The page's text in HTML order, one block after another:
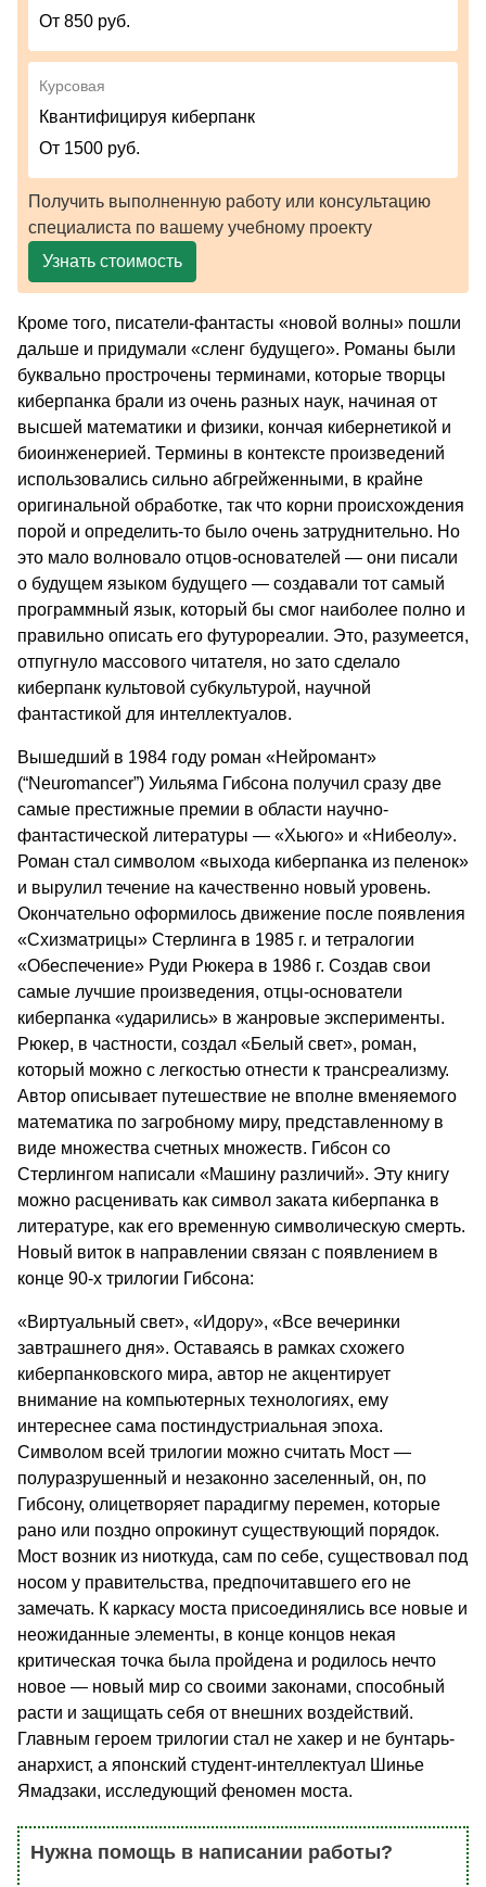
От 850 руб.
Курсовая
Квантифицируя киберпанк
От 1500 руб.
Получить выполненную работу или консультацию
специалиста по вашему учебному проекту
Узнать стоимость
Кроме того, писатели-фантасты «новой волны» пошли
дальше и придумали «сленг будущего». Романы были
буквально прострочены терминами, которые творцы
киберпанка брали из очень разных наук, начиная от
высшей математики и физики, кончая кибернетикой и
биоинженерией. Термины в контексте произведений
использовались сильно абгрейженными, в крайне
оригинальной обработке, так что корни происхождения
порой и определить-то было очень затруднительно. Но
это мало волновало отцов-основателей — они писали
о будущем языком будущего — создавали тот самый
программный язык, который бы смог наиболее полно и
правильно описать его футурореалии. Это, разумеется,
отпугнуло массового читателя, но зато сделало
киберпанк культовой субкультурой, научной
фантастикой для интеллектуалов.
Вышедший в 1984 году роман «Нейромант»
(“Neuromancer”) Уильяма Гибсона получил сразу две
самые престижные премии в области научно-
фантастической литературы — «Хьюго» и «Нибеолу».
Роман стал символом «выхода киберпанка из пеленок»
и вырулил течение на качественно новый уровень.
Окончательно оформилось движение после появления
«Схизматрицы» Стерлинга в 1985 г. и тетралогии
«Обеспечение» Руди Рюкера в 1986 г. Создав свои
самые лучшие произведения, отцы-основатели
киберпанка «ударились» в жанровые эксперименты.
Рюкер, в частности, создал «Белый свет», роман,
который можно с легкостью отнести к трансреализму.
Автор описывает путешествие не вполне вменяемого
математика по загробному миру, представленному в
виде множества счетных множеств. Гибсон со
Стерлингом написали «Машину различий». Эту книгу
можно расценивать как символ заката киберпанка в
литературе, как его временную символическую смерть.
Новый виток в направлении связан с появлением в
конце 90-х трилогии Гибсона:
«Виртуальный свет», «Идору», «Все вечеринки
завтрашнего дня». Оставаясь в рамках схожего
киберпанковского мира, автор не акцентирует
внимание на компьютерных технологиях, ему
интереснее сама постиндустриальная эпоха.
Символом всей трилогии можно считать Мост —
полуразрушенный и незаконно заселенный, он, по
Гибсону, олицетворяет парадигму перемен, которые
рано или поздно опрокинут существующий порядок.
Мост возник из ниоткуда, сам по себе, существовал под
носом у правительства, предпочитавшего его не
замечать. К каркасу моста присоединялись все новые и
неожиданные элементы, в конце концов некая
критическая точка была пройдена и родилось нечто
новое — новый мир со своими законами, способный
расти и защищать себя от внешних воздействий.
Главным героем трилогии стал не хакер и не бунтарь-
анархист, а японский студент-интеллектуал Шинье
Ямадзаки, исследующий феномен моста.
Нужна помощь в написании работы?